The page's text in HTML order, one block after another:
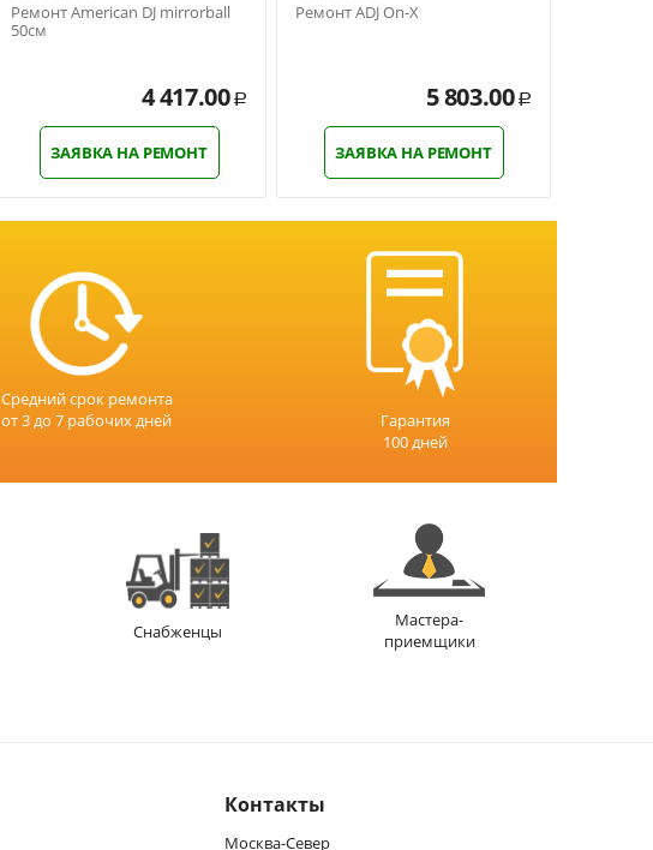
Ремонт American DJ mirrorball
50см
4 417.00 Р
ЗАЯВКА НА РЕМОНТ
Ремонт ADJ On-X
5 803.00 Р
ЗАЯВКА НА РЕМОНТ
Средний срок ремонта
от 3 до 7 рабочих дней
Гарантия
100 дней
Снабженцы
Мастера-
приемщики
Контакты
Москва-Север